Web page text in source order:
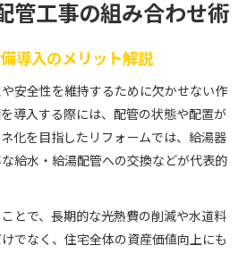
管工事の組み合わせ術
導入のメリット解説
安全性を維持するために欠かせない作
導入する際には、配管の状態や配置が
化を目指したリフォームでは、給湯器
給水・給湯配管への交換などが代表的
とで、長期的な光熱費の削減や水道料
でなく、住宅全体の資産価値向上にも